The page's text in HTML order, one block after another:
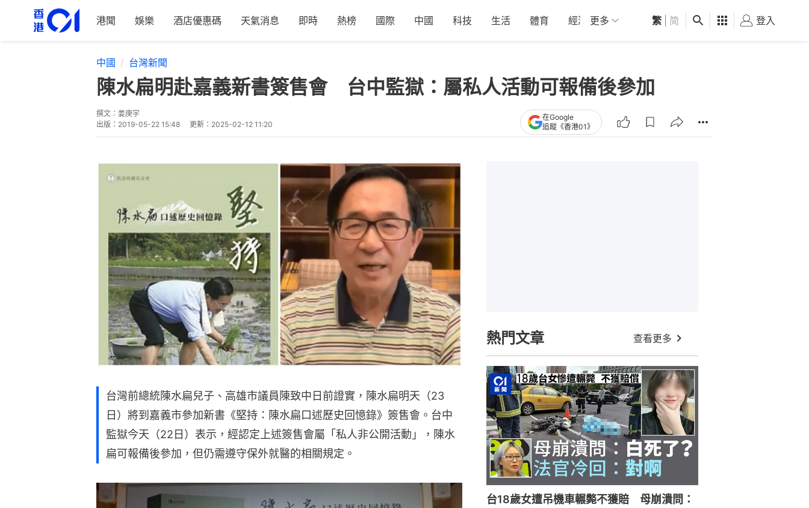
港聞 娛樂 酒店優惠碼 天氣消息 即時 熱榜 國際 中國 科技 生活 體育 經濟 01深圳 觀點 健康 好食玩飛
更多 繁 简 登入
中國 台灣新聞
陳水扁明赴嘉義新書簽售會 台中監獄：屬私人活動可報備後參加
撰文： 姜庚宇
出版： 2019-05-22 15:48 更新： 2025-02-12 11:20
在Google
追蹤《香港01》
台灣前總統陳水扁兒子、高雄市議員陳致中日前證實，陳水扁明天（23
日）將到嘉義市參加新書《堅持：陳水扁口述歷史回憶錄》簽售會。台中
監獄今天（22日）表示，經認定上述簽售會屬「私人非公開活動」，陳水
扁可報備後參加，但仍需遵守保外就醫的相關規定。
熱門文章 查看更多
台18歲女遭吊機車輾斃不獲賠 母崩潰問：